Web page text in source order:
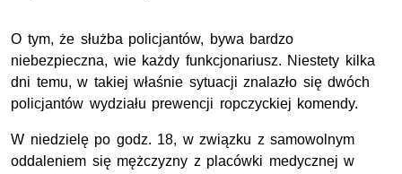
O tym, że służba policjantów, bywa bardzo
niebezpieczna, wie każdy funkcjonariusz. Niestety kilka
dni temu, w takiej właśnie sytuacji znalazło się dwóch
policjantów wydziału prewencji ropczyckiej komendy.
W niedzielę po godz. 18, w związku z samowolnym
oddaleniem się mężczyzny z placówki medycznej w